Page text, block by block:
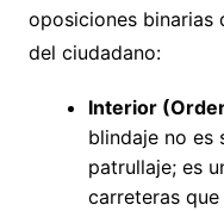
oposiciones binarias
del ciudadano:
Interior
blindaje no es
patrullaje; es
carreteras